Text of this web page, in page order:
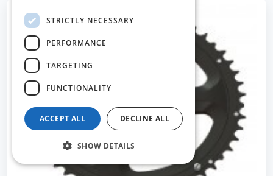
STRICTLY NECESSARY
PERFORMANCE
TARGETING
FUNCTIONALITY
ACCEPT ALL DECLINE ALL
SHOW DETAILS